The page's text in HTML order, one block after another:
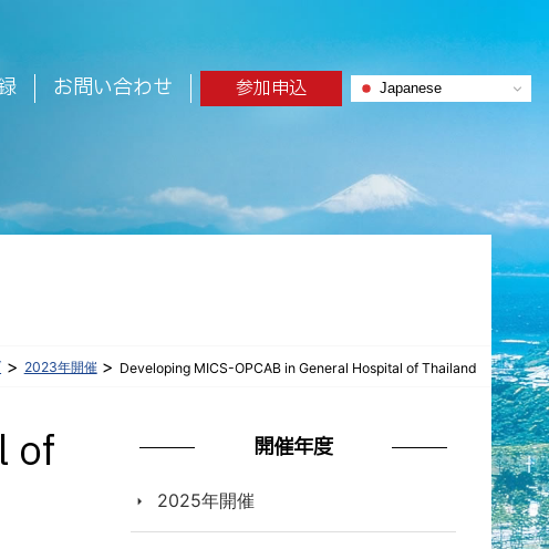
お問い合わせ 参加申込 Japanese
> 2023年開催 > Developing MICS-OPCAB in General Hospital of Thailand
of
開催年度
2025年開催